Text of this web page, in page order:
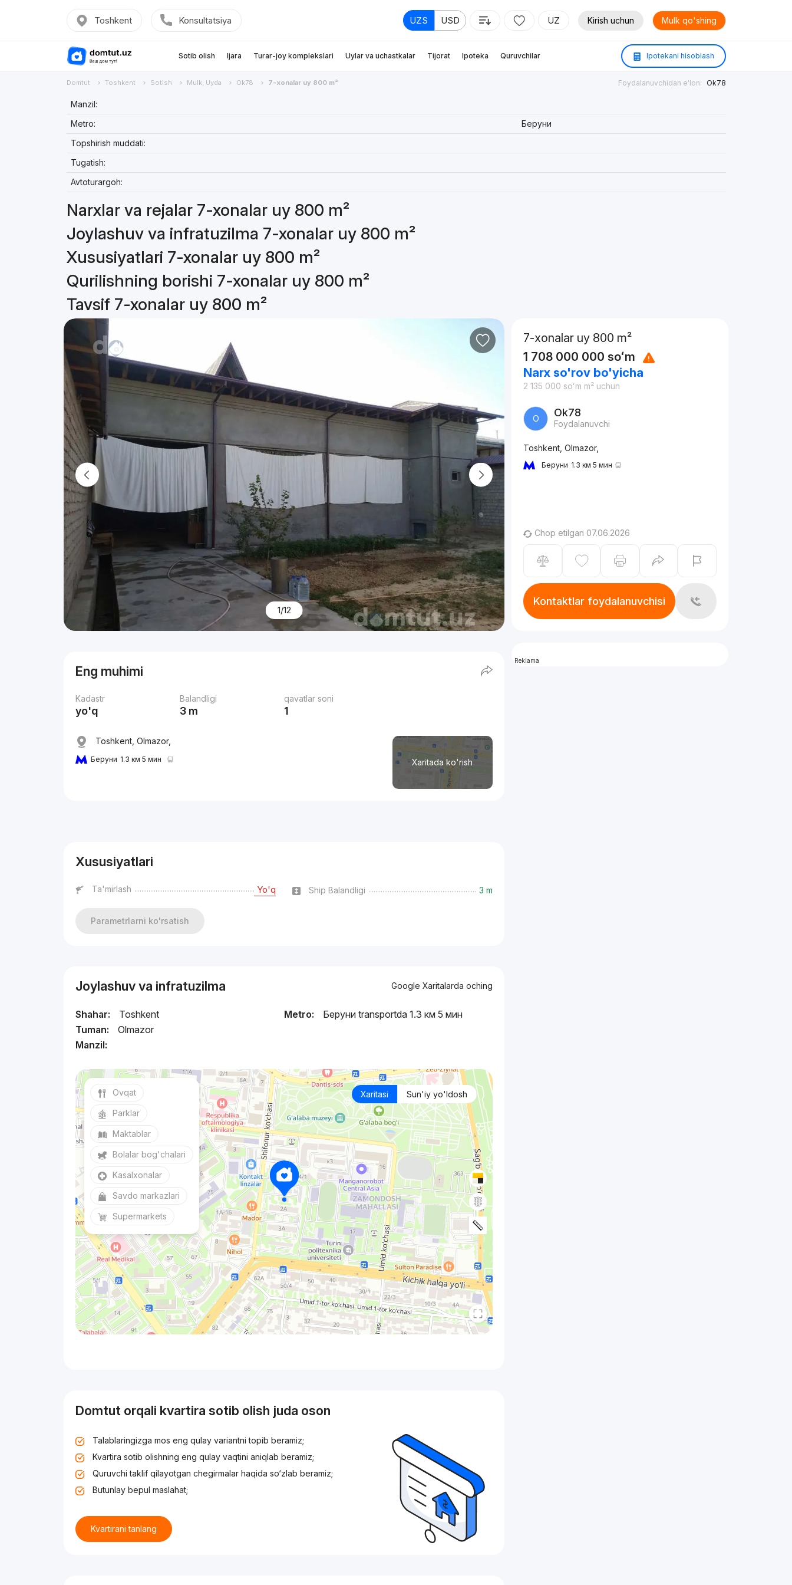
Toshkent Konsultatsiya UZS USD UZ Kirish uchun Mulk qo'shing
Sotib olish Ijara Turar-joy komplekslari Uylar va uchastkalar Tijorat Ipoteka Quruvchilar Ipotekani hisoblash
Domtut Toshkent Sotish Mulk, Uyda Ok78 7-xonalar uy 800 m² Foydalanuvchidan e'lon: Ok78
Manzil:
Metro:
Беруни
Topshirish muddati:
Tugatish:
Avtoturargoh:
Narxlar va rejalar 7-xonalar uy 800 m²
Joylashuv va infratuzilma 7-xonalar uy 800 m²
Xususiyatlari 7-xonalar uy 800 m²
Qurilishning borishi 7-xonalar uy 800 m²
Tavsif 7-xonalar uy 800 m²
1/12
Eng muhimi
Kadastr
yo'q
Balandligi
3 m
qavatlar soni
1
Xaritada ko'rish
Toshkent, Olmazor,
Беруни 1.3 км 5 мин
Xususiyatlari
Ta'mirlash Yo'q Ship Balandligi 3 m
Parametrlarni ko'rsatish
Joylashuv va infratuzilma Google Xaritalarda oching
Shahar:
Toshkent
Tuman:
Olmazor
Manzil:
Metro: Беруни transportda 1.3 км 5 мин
Xaritasi Sun'iy yo'ldosh
Ovqat
Parklar
Maktablar
Bolalar bog'chalari
Kasalxonalar
Savdo markazlari
Supermarkets
Domtut orqali kvartira sotib olish juda oson
Talablaringizga mos eng qulay variantni topib beramiz;
Kvartira sotib olishning eng qulay vaqtini aniqlab beramiz;
Quruvchi taklif qilayotgan chegirmalar haqida so‘zlab beramiz;
Butunlay bepul maslahat;
Kvartirani tanlang
7-xonalar uy 800 m²
1 708 000 000 soʻm
Narx so'rov bo'yicha
2 135 000 soʻm m² uchun
O Ok78
Foydalanuvchi
Toshkent, Olmazor,
Беруни 1.3 км 5 мин
Chop etilgan 07.06.2026
Kontaktlar foydalanuvchisi
Reklama